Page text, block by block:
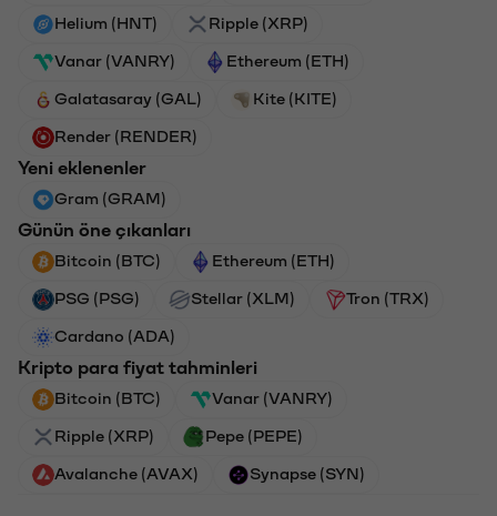
Helium (HNT) Ripple (XRP)
Vanar (VANRY) Ethereum (ETH)
Galatasaray (GAL) Kite (KITE)
Render (RENDER)
Yeni eklenenler
Gram (GRAM)
Günün öne çıkanları
Bitcoin (BTC) Ethereum (ETH)
PSG (PSG) Stellar (XLM) Tron (TRX)
Cardano (ADA)
Kripto para fiyat tahminleri
Bitcoin (BTC) Vanar (VANRY)
Ripple (XRP) Pepe (PEPE)
Avalanche (AVAX) Synapse (SYN)